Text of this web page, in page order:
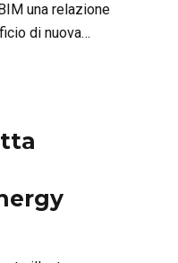
una relazione
di nuova